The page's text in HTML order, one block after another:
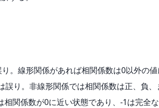
。線形関係があれば相関係数は0以外の値
り。非線形関係では相関係数は正、負、
関係数が0に近い状態であり、-1は完全な